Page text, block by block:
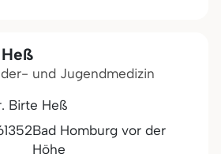
und Jugendmedizin
Birte Heß
Bad Homburg vor der
Höhe